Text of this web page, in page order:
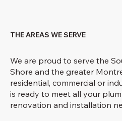
THE AREAS WE SERVE
We are proud to serve the
Shore and the greater
residential, commercial or
is ready to meet all your
renovation and installation